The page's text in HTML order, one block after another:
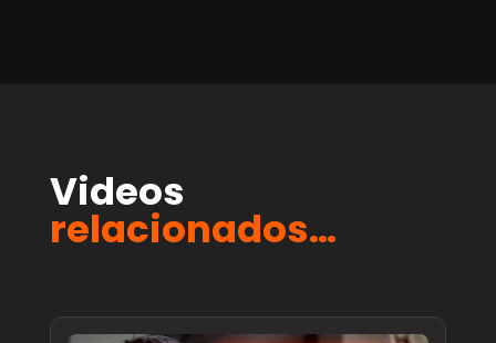
Videos
relacionados…